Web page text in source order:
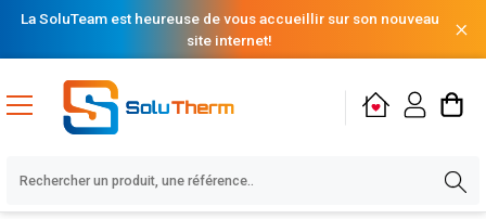
La SoluTeam est heureuse de vous accueillir sur son nouveau
site internet!